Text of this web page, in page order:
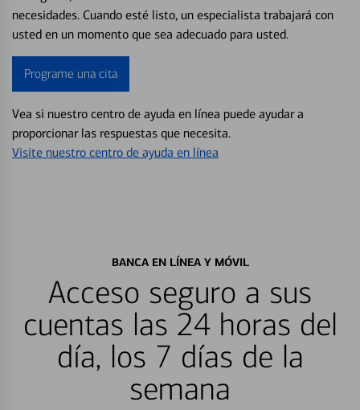
necesidades. Cuando esté listo, un especialista trabajará con
usted en un momento que sea adecuado para usted.
Programe una cita
Vea si nuestro centro de ayuda en línea puede ayudar a
proporcionar las respuestas que necesita.
Visite nuestro centro de ayuda en línea
BANCA EN LÍNEA Y MÓVIL
Acceso seguro a sus
cuentas las 24 horas del
día, los 7 días de la
semana